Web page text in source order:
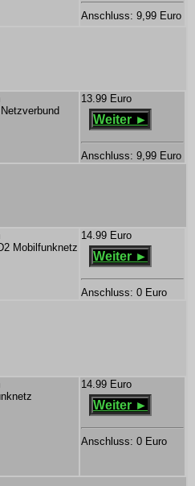
Anschluss: 9,99 Euro
13.99 Euro
Weiter ►
Anschluss: 9,99 Euro
Mobilfunknetz
14.99 Euro
Weiter ►
Anschluss: 0 Euro
14.99 Euro
Weiter ►
Anschluss: 0 Euro